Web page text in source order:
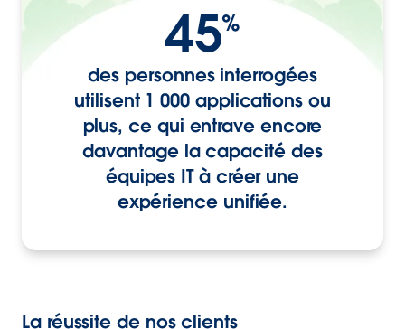
45%
des personnes interrogées
utilisent 1 000 applications ou
plus, ce qui entrave encore
davantage la capacité des
équipes IT à créer une
expérience unifiée.
La réussite de nos clients